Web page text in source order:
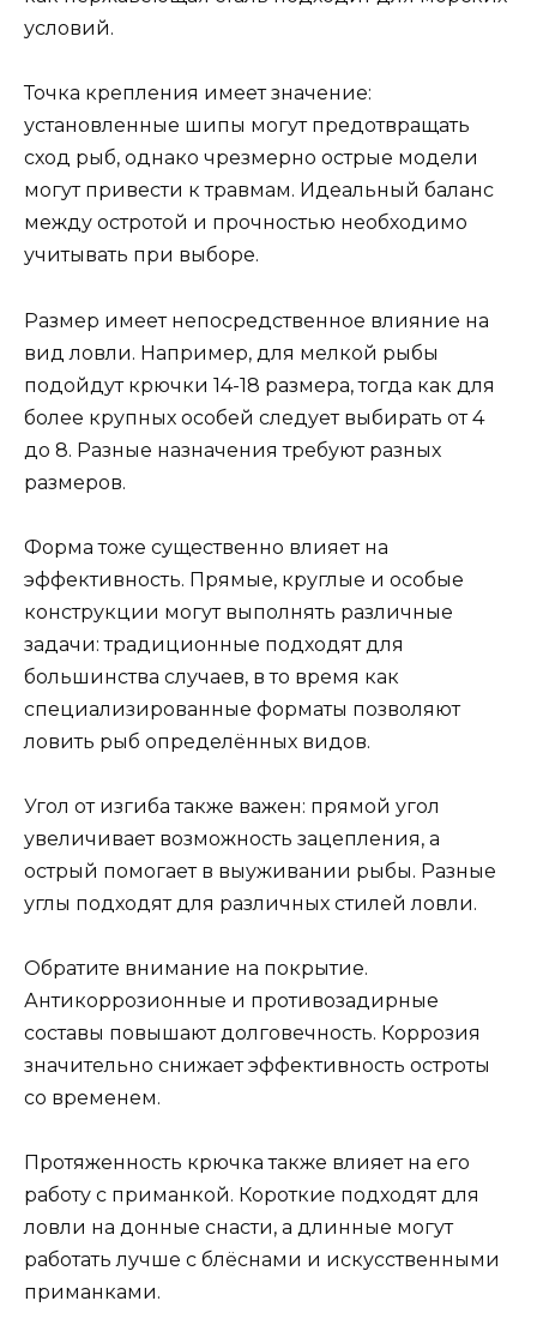
условий.
Точка крепления имеет значение:
установленные шипы могут предотвращать
сход рыб, однако чрезмерно острые модели
могут привести к травмам. Идеальный баланс
между остротой и прочностью необходимо
учитывать при выборе.
Размер имеет непосредственное влияние на
вид ловли. Например, для мелкой рыбы
подойдут крючки 14-18 размера, тогда как для
более крупных особей следует выбирать от 4
до 8. Разные назначения требуют разных
размеров.
Форма тоже существенно влияет на
эффективность. Прямые, круглыe и особые
конструкции могут выполнять различные
задачи: традиционные подходят для
большинства случаев, в то время как
специализированные форматы позволяют
ловить рыб определённых видов.
Угол от изгиба также важен: прямой угол
увеличивает возможность зацепления, а
острый помогает в выуживании рыбы. Разные
углы подходят для различных стилей ловли.
Обратите внимание на покрытие.
Антикоррозионные и противозадирные
составы повышают долговечность. Коррозия
значительно снижает эффективность остроты
со временем.
Протяженность крючка также влияет на его
работу с приманкой. Короткие подходят для
ловли на донные снасти, а длинные могут
работать лучше с блёснами и искусственными
приманками.